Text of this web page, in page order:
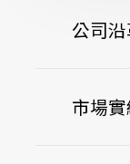
23856
員工人
公司
大亞有
市場